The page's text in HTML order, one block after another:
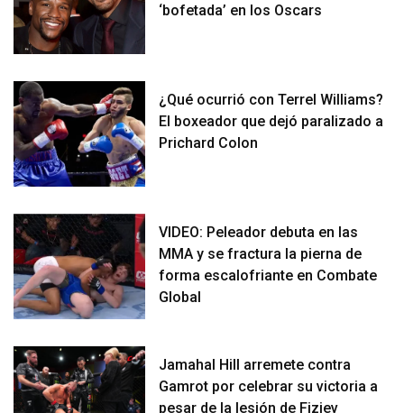
‘bofetada’ en los Oscars
¿Qué ocurrió con Terrel Williams?
El boxeador que dejó paralizado a
Prichard Colon
VIDEO: Peleador debuta en las
MMA y se fractura la pierna de
forma escalofriante en Combate
Global
Jamahal Hill arremete contra
Gamrot por celebrar su victoria a
pesar de la lesión de Fiziev